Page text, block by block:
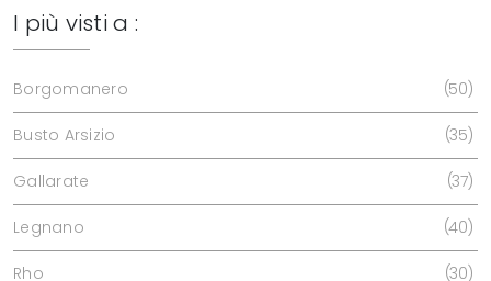
I più visti a :
Borgomanero 50
Busto Arsizio 35
Gallarate 37
Legnano 40
Rho 30